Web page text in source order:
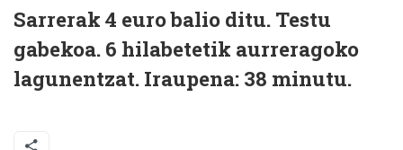
Sarrerak 4 euro balio ditu. Testu
gabekoa. 6 hilabetetik aurreragoko
lagunentzat. Iraupena: 38 minutu.